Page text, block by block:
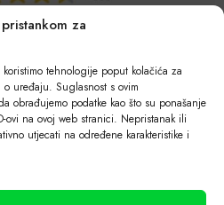
za
tehnologije poput kolačića za
uređaju. Suglasnost s ovim
obrađujemo podatke kao što su ponašanje
na ovoj web stranici. Nepristanak ili
utjecati na određene karakteristike i